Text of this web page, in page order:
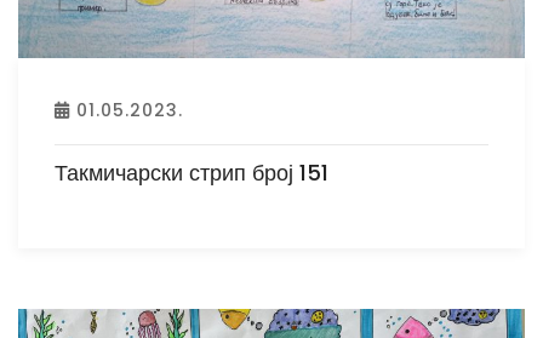
01.05.2023.
Такмичарски стрип број 151